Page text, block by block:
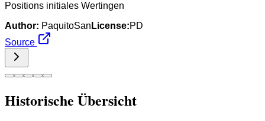
Positions initiales Wertingen
Author: PaquitoSan License:PD
Source
Historische Übersicht